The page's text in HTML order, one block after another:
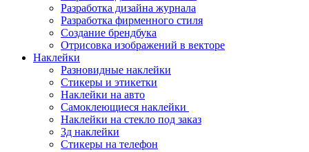
Разработка дизайна журнала
Разработка фирменного стиля
Создание брендбука
Отрисовка изображений в векторе
Наклейки
Разновидные наклейки
Стикеры и этикетки
Наклейки на авто
Самоклеющиеся наклейки
Наклейки на стекло под заказ
3д наклейки
Cтикеры на телефон